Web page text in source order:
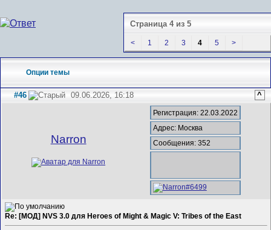
Страница 4 из 5
< 1 2 3 4 5 >
Опции темы
#46 09.06.2026, 16:18 ^
Narron
Регистрация: 22.03.2022
Адрес: Москва
Сообщения: 352
Re: [МОД] NVS 3.0 для Heroes of Might & Magic V: Tribes of the East